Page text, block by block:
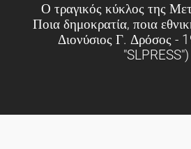
Ο τραγικός κύκλος της
Ποια δημοκρατία, ποια
Διονύσιος Γ. Δρόσος
"SLPRESS")